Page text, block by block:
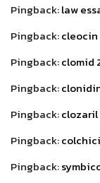
Pingback:law
Pingback:cleocin
Pingback:clomid
Pingback:
Pingback:clozaril
Pingback:
Pingback: